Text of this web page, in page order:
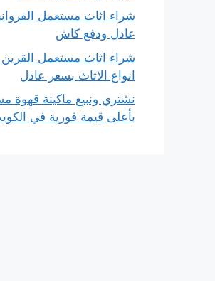
شراء اثاث مستعمل
عادل ودفع كاش
شراء اثاث مستعمل
انواع الاثاث بسعر عادل
نشتري ونبيع ماكينة قهوة
بأعلى قيمة فورية في